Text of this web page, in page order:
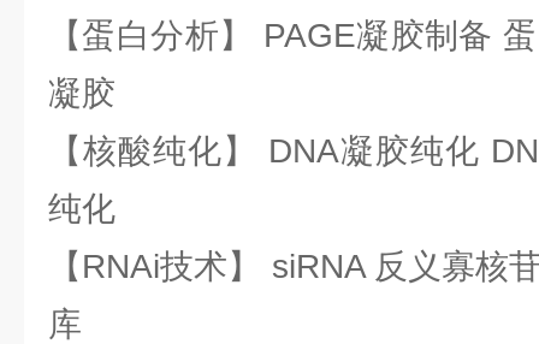
【蛋白分析】 PAGE凝胶制备
凝胶
【核酸纯化】 DNA凝胶纯化
纯化
【RNAi技术】 siRNA 反义寡核
库